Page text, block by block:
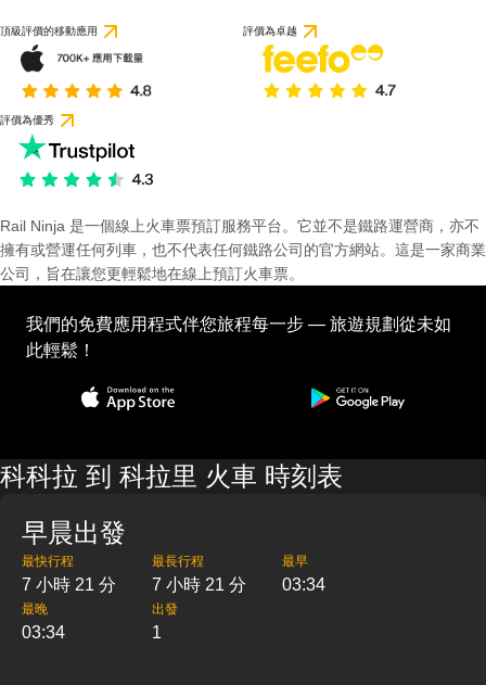
頂級評價的移動應用 評價為卓越
評價為優秀
Rail Ninja 是一個線上火車票預訂服務平台。它並不是鐵路運營商，亦不
擁有或營運任何列車，也不代表任何鐵路公司的官方網站。這是一家商業
公司，旨在讓您更輕鬆地在線上預訂火車票。
我們的免費應用程式伴您旅程每一步 — 旅遊規劃從未如
此輕鬆！
科科拉 到 科拉里 火車 時刻表
早晨出發
最快行程
7 小時 21 分
最長行程
7 小時 21 分
最早
03:34
最晚
03:34
出發
1